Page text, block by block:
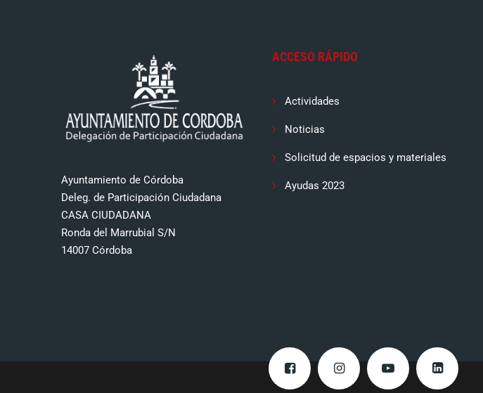
Ayuntamiento de Córdoba
Deleg. de Participación Ciudadana
CASA CIUDADANA
Ronda del Marrubial S/N
14007 Córdoba
ACCESO RÁPIDO
Actividades
Noticias
Solicitud de espacios y materiales
Ayudas 2023